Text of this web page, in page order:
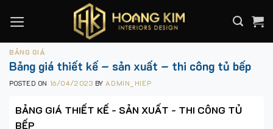
BẢNG GIÁ
Bảng giá thiết kế – sản xuất – thi công tủ bếp
POSTED ON 16/04/2023 BYADMIN_HIEP
BẢNG GIÁ THIẾT KẾ - SẢN XUẤT - THI CÔNG TỦ
BẾP